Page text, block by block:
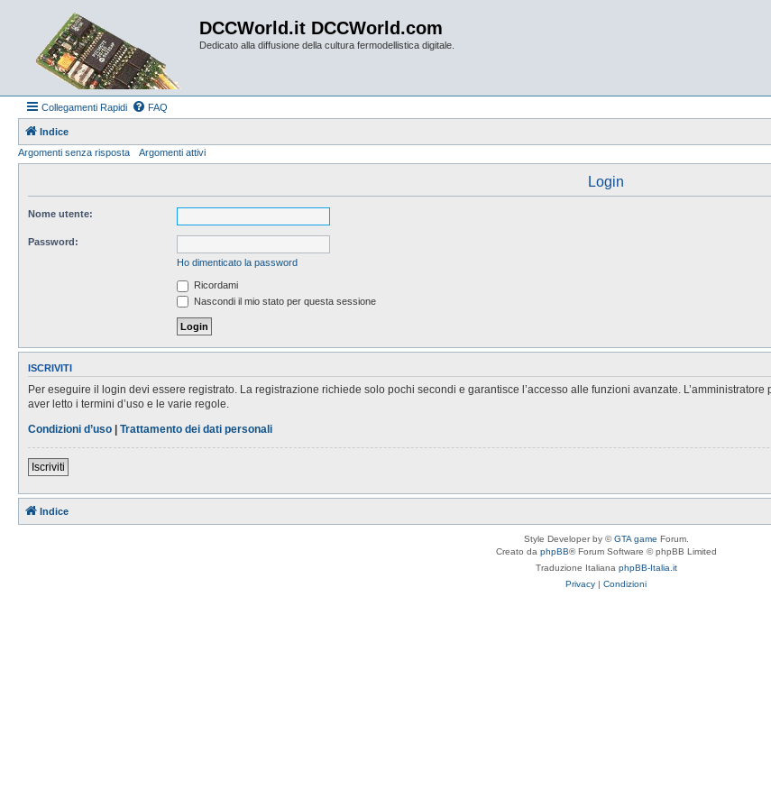
DCCWorld.it DCCWorld.com
Dedicato alla diffusione della cultura fermodellistica digitale.
Collegamenti Rapidi FAQ
Indice
Argomenti senza risposta
Argomenti attivi
Login
Nome utente:
Password:
Ho dimenticato la password
Ricordami
Nascondi il mio stato per questa sessione
ISCRIVITI
Per eseguire il login devi essere registrato. La registrazione richiede solo pochi secondi e garantisce l’accesso alle funzioni avanzate.
aver letto i termini d’uso e le varie regole.
Condizioni d’uso | Trattamento dei dati personali
Iscriviti
Indice
Style Developer by ©GTA game Forum.
Creato da phpBB® Forum Software © phpBB Limited
Traduzione Italiana phpBB-Italia.it
Privacy | Condizioni